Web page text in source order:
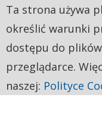
Ta strona używa
określić warunki
dostępu do
przeglądarce.
naszej: Polityce